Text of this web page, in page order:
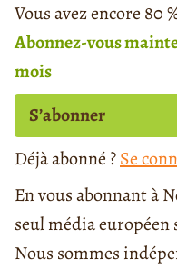
Vous avez encore 80
Abonnez-vous
mois
S’abonner
Déjà abonné ?Se
En vous abonnant à
seul média européen
Nous sommes